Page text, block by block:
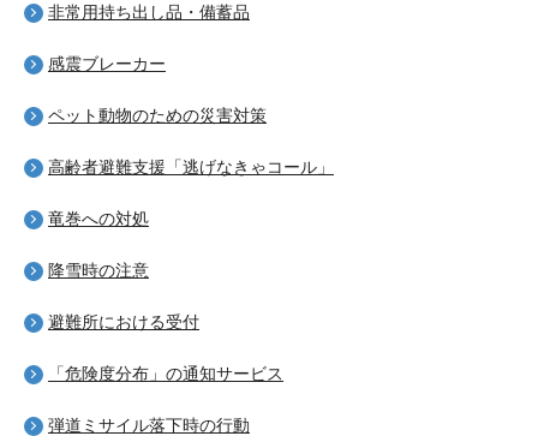
非常用持ち出し品・備蓄品
感震ブレーカー
ペット動物のための災害対策
高齢者避難支援「逃げなきゃコール」
竜巻への対処
降雪時の注意
避難所における受付
「危険度分布」の通知サービス
弾道ミサイル落下時の行動